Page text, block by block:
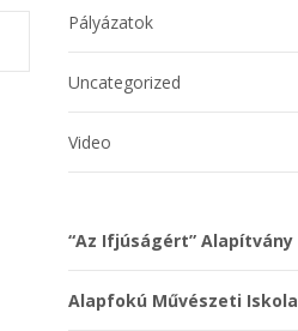
Pályázatok
Uncategorized
Video
“Az Ifjúságért” Alapítvány
Alapfokú Művészeti Iskola